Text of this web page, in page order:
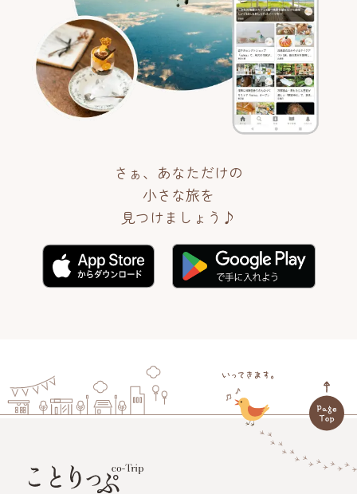
さぁ、あなただけの
小さな旅を
見つけましょう♪